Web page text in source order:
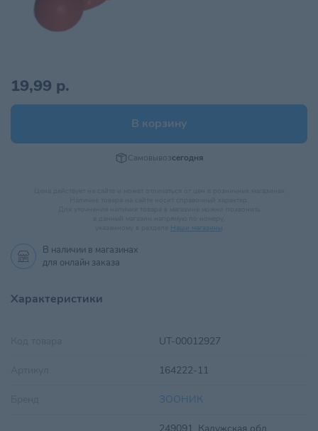
19,99 р.
В корзину
Самовывозсегодня
Наши магазины.
В наличии в магазинах
для онлайн заказа
Характеристики
UT-00012927
164222-11
ЗООНИК